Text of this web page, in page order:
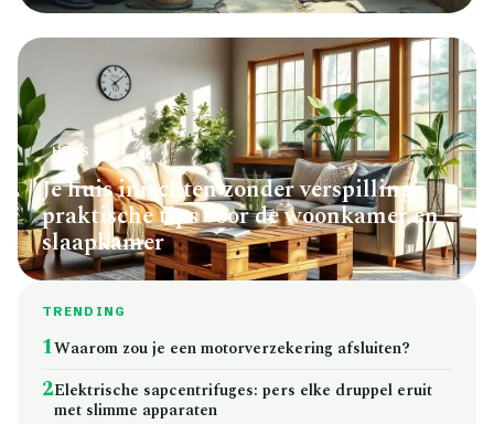
HUIS
Je huis inrichten zonder verspilling:
praktische tips voor de woonkamer en
slaapkamer
TRENDING
1Waarom zou je een motorverzekering afsluiten?
2Elektrische sapcentrifuges: pers elke druppel eruit
met slimme apparaten